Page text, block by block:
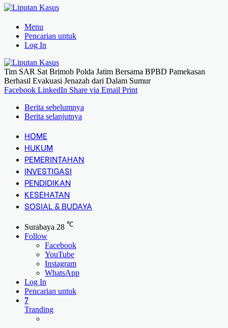
Menu
Pencarian untuk
Log In
Tim SAR Sat Brimob Polda Jatim Bersama BPBD Pamekasan
Berhasil Evakuasi Jenazah dari Dalam Sumur
Facebook LinkedIn Share via Email Print
Berita sebelumnya
Berita selanjutnya
HOME
HUKUM
PEMERINTAHAN
INVESTIGASI
PENDIDIKAN
KESEHATAN
SOSIAL & BUDAYA
Surabaya 28 ℃
Follow
Facebook
YouTube
Instagram
WhatsApp
Log In
Pencarian untuk
7
Tranding